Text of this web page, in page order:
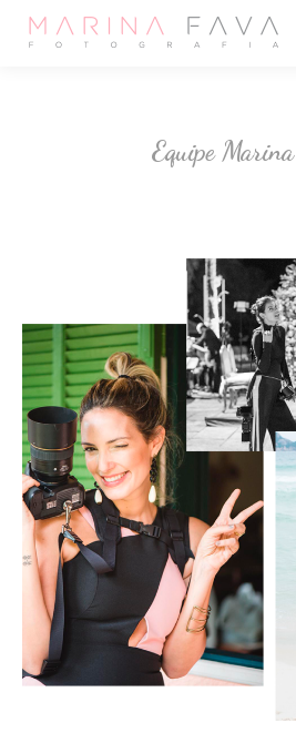
Equipe